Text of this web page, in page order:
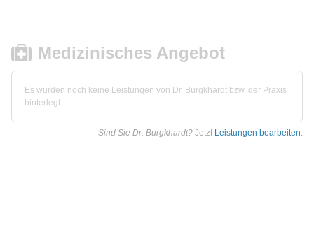
Medizinisches Angebot
Es wurden noch keine Leistungen von Dr. Burgkhardt bzw. der Praxis
hinterlegt.
Sind Sie Dr. Burgkhardt? Jetzt Leistungen bearbeiten.